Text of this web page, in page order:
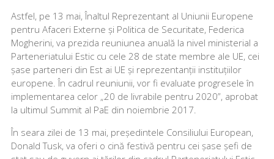
Astfel, pe 13 mai, Înaltul Reprezentant al Uniunii Europene
pentru Afaceri Externe și Politica de Securitate, Federica
Mogherini, va prezida reuniunea anuală la nivel ministerial a
Parteneriatului Estic cu cele 28 de state membre ale UE, cei
șase parteneri din Est ai UE și reprezentanții instituțiilor
europene. În cadrul reuniunii, vor fi evaluate progresele în
implementarea celor „20 de livrabile pentru 2020”, aprobat
la ultimul Summit al PaE din noiembrie 2017.
În seara zilei de 13 mai, președintele Consiliului European,
Donald Tusk, va oferi o cină festivă pentru cei șase șefi de